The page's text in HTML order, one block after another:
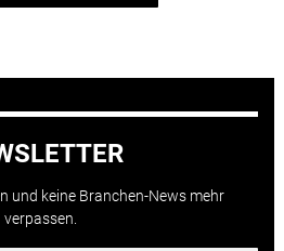
und keine Branchen-News mehr
verpassen.